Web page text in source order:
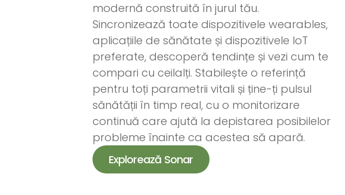
modernă construită în jurul tău.
Sincronizează toate dispozitivele wearables,
aplicațiile de sănătate și dispozitivele IoT
preferate, descoperă tendințe și vezi cum te
compari cu ceilalți. Stabilește o referință
pentru toți parametrii vitali și ține-ți pulsul
sănătății în timp real, cu o monitorizare
continuă care ajută la depistarea posibilelor
probleme înainte ca acestea să apară.
Explorează Sonar